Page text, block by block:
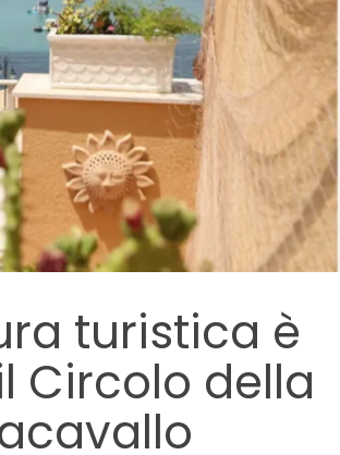
turistica è
Circolo della